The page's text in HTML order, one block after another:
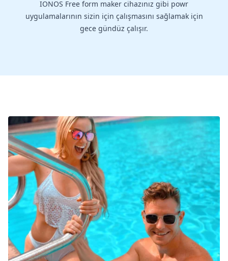
IONOS Free form maker cihazınız gibi powr
uygulamalarının sizin için çalışmasını sağlamak için
gece gündüz çalışır.